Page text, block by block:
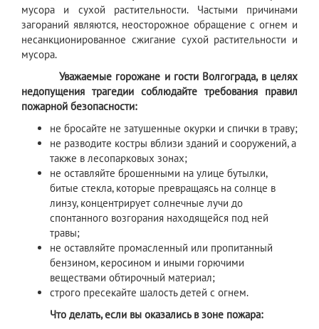
мусора и сухой растительности. Частыми причинами
загораний являются, неосторожное обращение с огнем и
несанкционированное сжигание сухой растительности и
мусора.
Уважаемые горожане и гости Волгограда, в целях
недопущения трагедии соблюдайте требования правил
пожарной безопасности:
не бросайте не затушенные окурки и спички в траву;
не разводите костры вблизи зданий и сооружений, а
также в лесопарковых зонах;
не оставляйте брошенными на улице бутылки,
битые стекла, которые превращаясь на солнце в
линзу, концентрирует солнечные лучи до
спонтанного возгорания находящейся под ней
травы;
не оставляйте промасленный или пропитанный
бензином, керосином и иными горючими
веществами обтирочный материал;
строго пресекайте шалость детей с огнем.
Что делать, если вы оказались в зоне пожара: